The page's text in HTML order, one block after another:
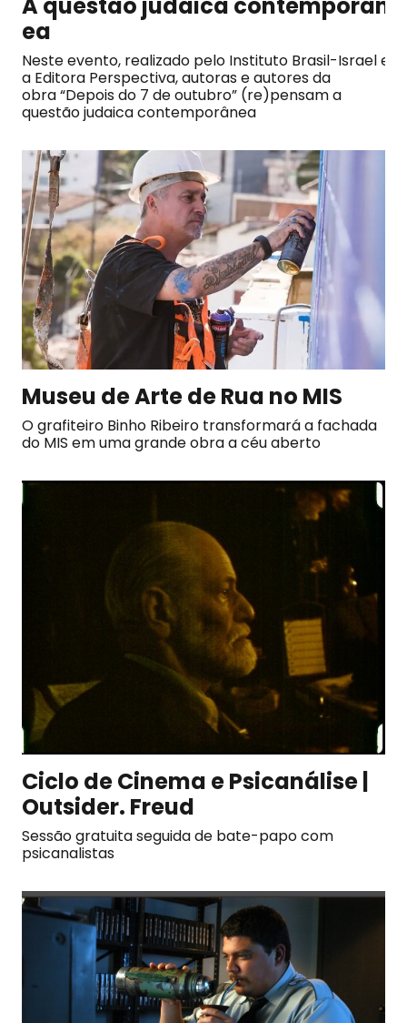
ea
Neste evento, realizado pelo Instituto Brasil-Israel e
a Editora Perspectiva, autoras e autores da
obra “Depois do 7 de outubro” (re)pensam a
questão judaica contemporânea
Museu de Arte de Rua no MIS
O grafiteiro Binho Ribeiro transformará a fachada
do MIS em uma grande obra a céu aberto
Ciclo de Cinema e Psicanálise |
Outsider. Freud
Sessão gratuita seguida de bate-papo com
psicanalistas